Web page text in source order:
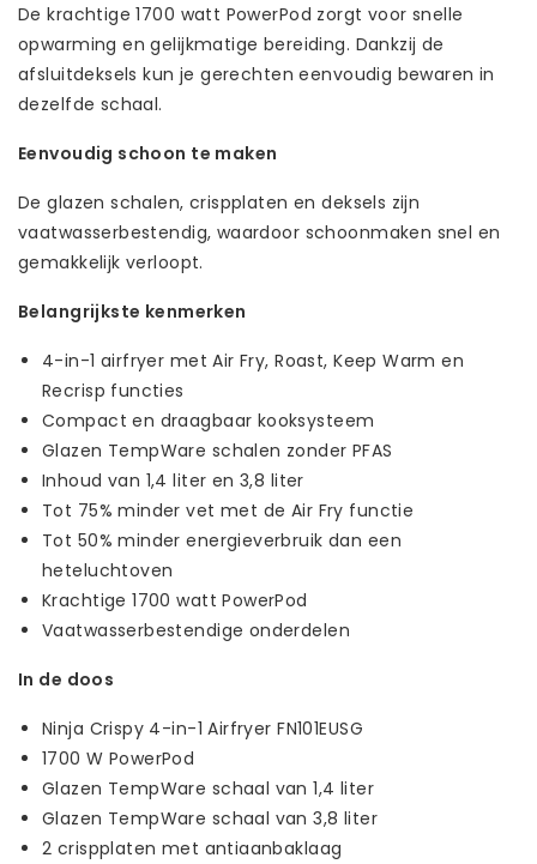
De krachtige 1700 watt PowerPod zorgt voor snelle
opwarming en gelijkmatige bereiding. Dankzij de
afsluitdeksels kun je gerechten eenvoudig bewaren in
dezelfde schaal.
Eenvoudig schoon te maken
De glazen schalen, crispplaten en deksels zijn
vaatwasserbestendig, waardoor schoonmaken snel en
gemakkelijk verloopt.
Belangrijkste kenmerken
4-in-1 airfryer met Air Fry, Roast, Keep Warm en
Recrisp functies
Compact en draagbaar kooksysteem
Glazen TempWare schalen zonder PFAS
Inhoud van 1,4 liter en 3,8 liter
Tot 75% minder vet met de Air Fry functie
Tot 50% minder energieverbruik dan een
heteluchtoven
Krachtige 1700 watt PowerPod
Vaatwasserbestendige onderdelen
In de doos
Ninja Crispy 4-in-1 Airfryer FN101EUSG
1700 W PowerPod
Glazen TempWare schaal van 1,4 liter
Glazen TempWare schaal van 3,8 liter
2 crispplaten met antiaanbaklaag